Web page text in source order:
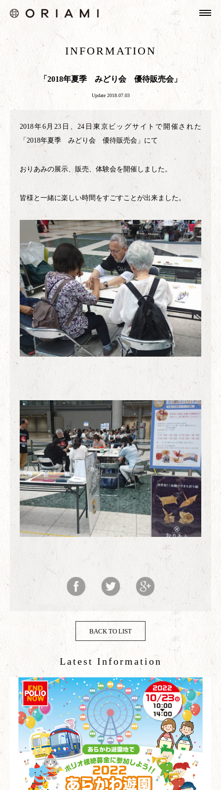
INFORMATION
「2018年夏季 みどり会 優待販売会」
Update 2018.07.03
2018年6月23日、24日東京ビッグサイトで開催された
「2018年夏季 みどり会 優待販売会」にて
おりあみの展示、販売、体験会を開催しました。
皆様と一緒に楽しい時間をすごすことが出来ました。
BACK TO LIST
Latest Information
ABOUT
INFORMATION
PRODUCTS
SHOPPING